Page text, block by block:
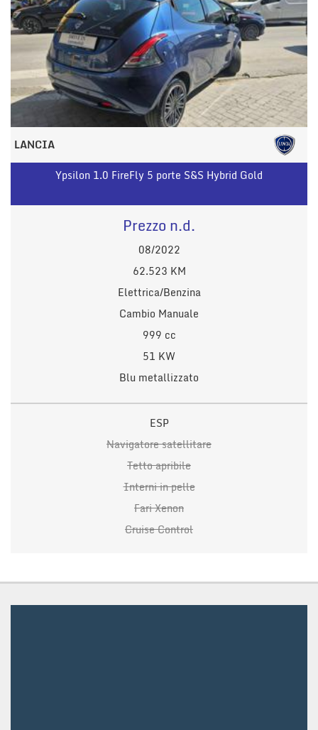
LANCIA
Ypsilon 1.0 FireFly 5 porte S&S Hybrid Gold
Prezzo n.d.
08/2022
62.523 KM
Elettrica/Benzina
Cambio Manuale
999 cc
51 KW
Blu metallizzato
ESP
Navigatore satellitare
Tetto apribile
Interni in pelle
Fari Xenon
Cruise Control